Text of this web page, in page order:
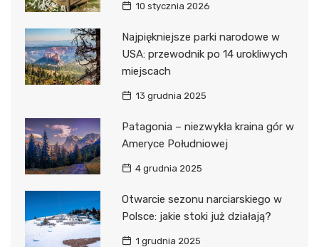
10 stycznia 2026
Najpiękniejsze parki narodowe w
USA: przewodnik po 14 urokliwych
miejscach
13 grudnia 2025
Patagonia – niezwykła kraina gór w
Ameryce Południowej
4 grudnia 2025
Otwarcie sezonu narciarskiego w
Polsce: jakie stoki już działają?
1 grudnia 2025